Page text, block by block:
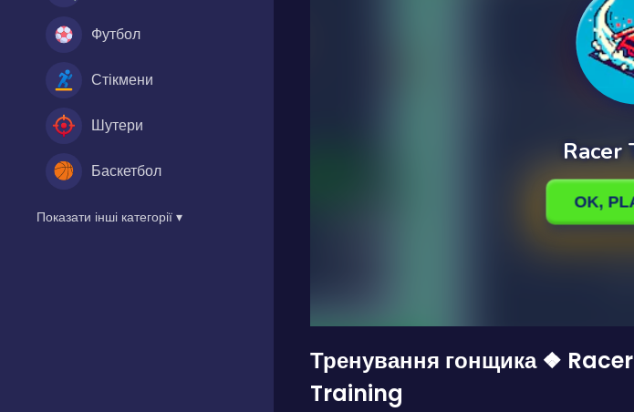
Футбол
Стікмени
Шутери
Баскетбол
Показати інші категорії ▾
Тренування гонщика ❖ Racer
Training